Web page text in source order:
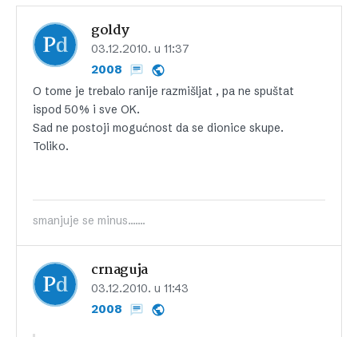
goldy
03.12.2010. u 11:37
2008
O tome je trebalo ranije razmišljat , pa ne spuštat
ispod 50% i sve OK.
Sad ne postoji mogućnost da se dionice skupe.
Toliko.
smanjuje se minus.......
crnaguja
03.12.2010. u 11:43
2008